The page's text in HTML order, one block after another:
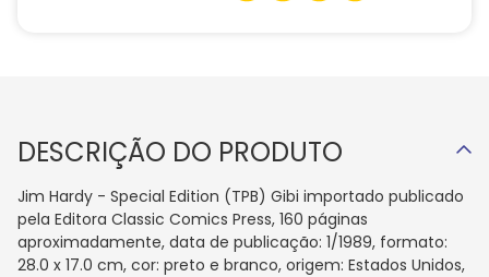
DESCRIÇÃO DO PRODUTO
Jim Hardy - Special Edition (TPB) Gibi importado publicado
pela Editora Classic Comics Press, 160 páginas
aproximadamente, data de publicação: 1/1989, formato:
28.0 x 17.0 cm, cor: preto e branco, origem: Estados Unidos,